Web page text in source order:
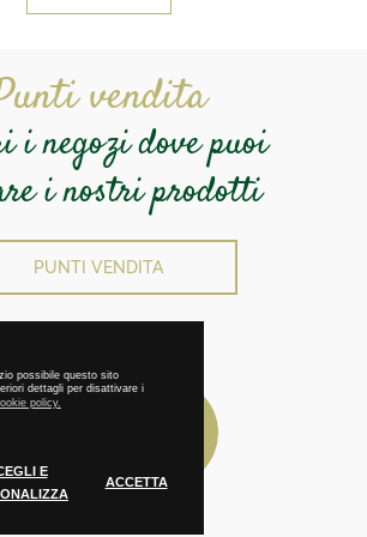
possibile questo sito
dettagli per disattivare i
policy.
E
ACCETTA
vendita
i negozi dove puoi
i nostri prodotti
PUNTI VENDITA